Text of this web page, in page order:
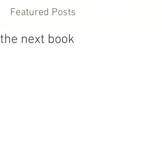
Featured Posts
the next book